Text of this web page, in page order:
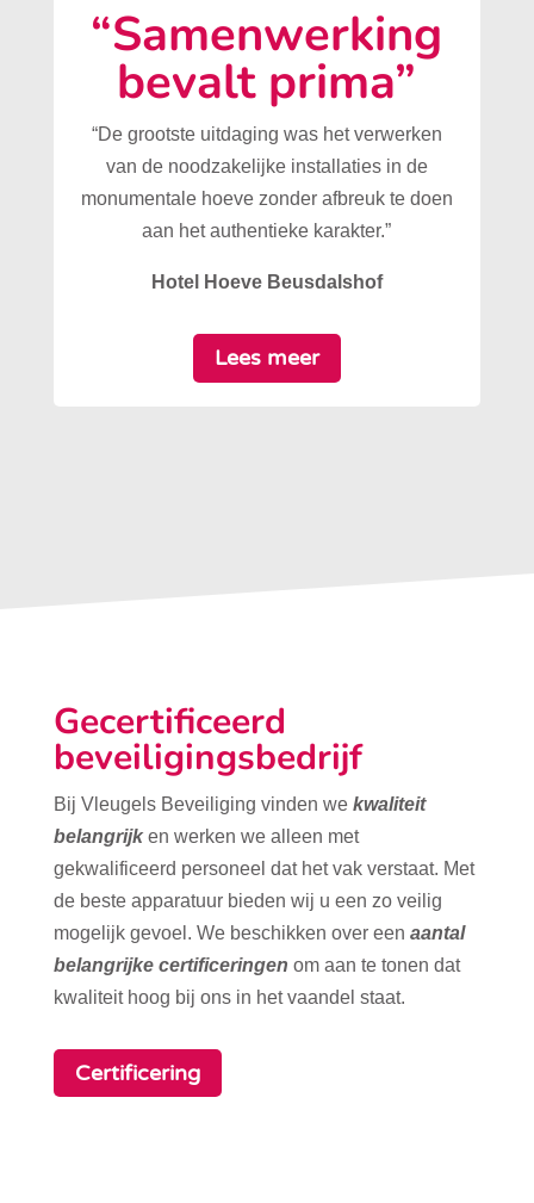
“Samenwerking
bevalt prima”
“De grootste uitdaging was het verwerken
van de noodzakelijke installaties in de
monumentale hoeve zonder afbreuk te doen
aan het authentieke karakter.”
Hotel Hoeve Beusdalshof
Lees meer
Gecertificeerd
beveiligingsbedrijf
Bij Vleugels Beveiliging vinden we kwaliteit
belangrijk en werken we alleen met
gekwalificeerd personeel dat het vak verstaat. Met
de beste apparatuur bieden wij u een zo veilig
mogelijk gevoel. We beschikken over een aantal
belangrijke certificeringen om aan te tonen dat
kwaliteit hoog bij ons in het vaandel staat.
Certificering